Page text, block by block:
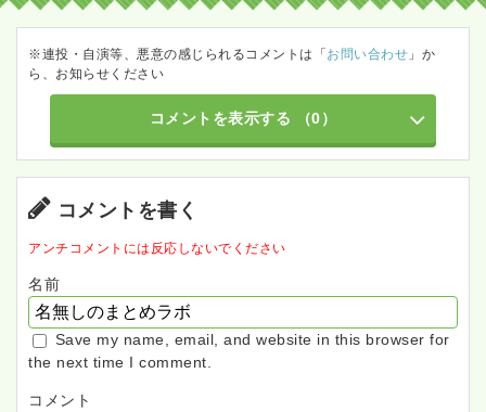
※連投・自演等、悪意の感じられるコメントは「 お問い合わせ 」か
ら、お知らせください
コメントを表示する （0）
コメントを書く
アンチコメントには反応しないでください
名前
Save my name, email, and website in this browser for
the next time I comment.
コメント